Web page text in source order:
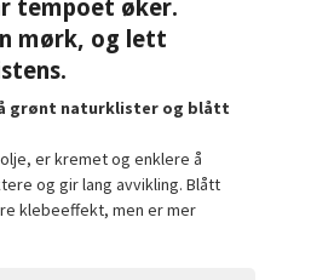
tempoet øker.
mørk, og lett
grønt naturklister og blått
er kremet og enklere å
og gir lang avvikling. Blått
klebeeffekt, men er mer